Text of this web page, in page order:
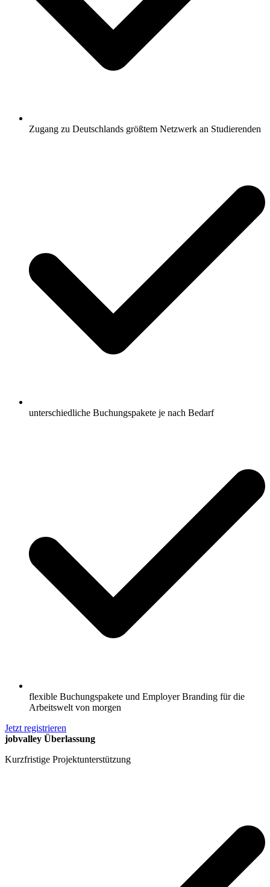
Zugang zu Deutschlands größtem Netzwerk an Studierenden
unterschiedliche Buchungspakete je nach Bedarf
flexible Buchungspakete und Employer Branding für die
Arbeitswelt von morgen
Jetzt registrieren
jobvalley Überlassung
Kurzfristige Projektunterstützung